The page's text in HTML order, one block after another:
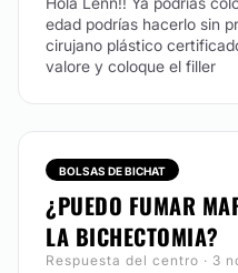
edad podrías hacerlo sin
cirujano plástico
valore y coloque el filler
BOLSAS DE BICHAT
¿PUEDO FUMAR
LA BICHECTOMIA?
Respuesta del centro · 3